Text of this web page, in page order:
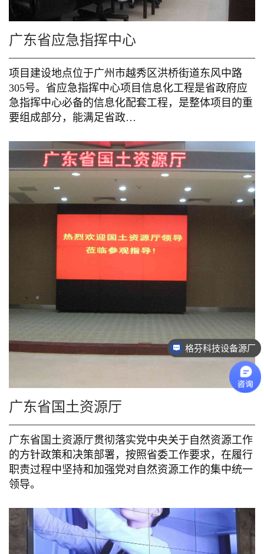
广东省应急指挥中心
项目建设地点位于广州市越秀区洪桥街道东风中路
305号。省应急指挥中心项目信息化工程是省政府应
急指挥中心必备的信息化配套工程，是整体项目的重
要组成部分，能满足省政…
广东省国土资源厅
广东省国土资源厅贯彻落实党中央关于自然资源工作
的方针政策和决策部署，按照省委工作要求，在履行
职责过程中坚持和加强党对自然资源工作的集中统一
领导。
020-34702140